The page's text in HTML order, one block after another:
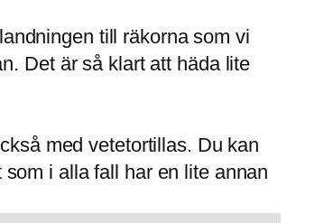
till räkorna som vi
Det är så klart att häda lite
med vetetortillas. Du kan
i alla fall har en lite annan